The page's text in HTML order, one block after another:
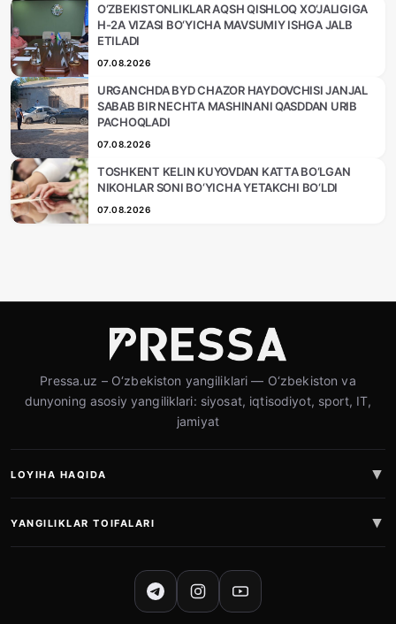
O‘ZBEKISTONLIKLAR AQSH QISHLOQ XO‘JALIGIGA
H-2A VIZASI BO‘YICHA MAVSUMIY ISHGA JALB
ETILADI
07.08.2026
URGANCHDA BYD CHAZOR HAYDOVCHISI JANJAL
SABAB BIR NECHTA MASHINANI QASDDAN URIB
PACHOQLADI
07.08.2026
TOSHKENT KELIN KUYOVDAN KATTA BO‘LGAN
NIKOHLAR SONI BO‘YICHA YETAKCHI BO‘LDI
07.08.2026
Pressa.uz – O‘zbekiston yangiliklari — O‘zbekiston va
dunyoning asosiy yangiliklari: siyosat, iqtisodiyot, sport, IT,
jamiyat
LOYIHA HAQIDA
YANGILIKLAR TOIFALARI
IJTIMOIY TARMOQLAR